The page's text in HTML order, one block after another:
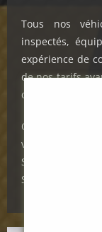
Tous nos
inspectés,
expérience de
de nos tarifs
qui convient
Que vous
voitures
Saint-Brice-en-
Saint-Aubin-du-